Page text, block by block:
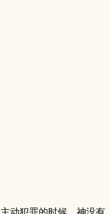
动犯罪的时候，神没有